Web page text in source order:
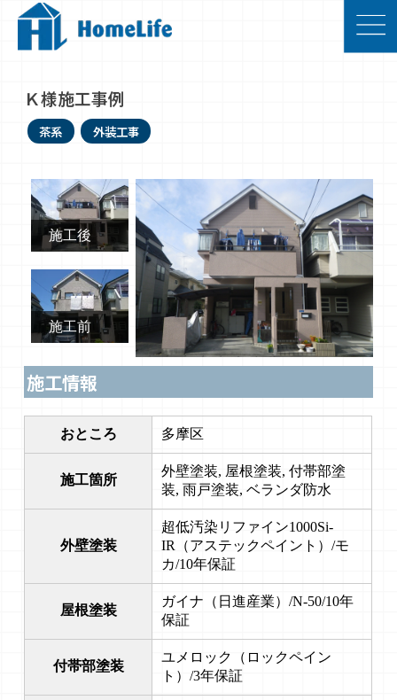
Ｋ様施工事例
茶系 外装工事
施工後
施工前
施工情報
おところ 多摩区
施工箇所
外壁塗装, 屋根塗装, 付帯部塗
装, 雨戸塗装, ベランダ防水
外壁塗装
超低汚染リファイン1000Si-
IR（アステックペイント）/モ
カ/10年保証
屋根塗装
ガイナ（日進産業）/N-50/10年
保証
付帯部塗装
ユメロック（ロックペイン
ト）/3年保証